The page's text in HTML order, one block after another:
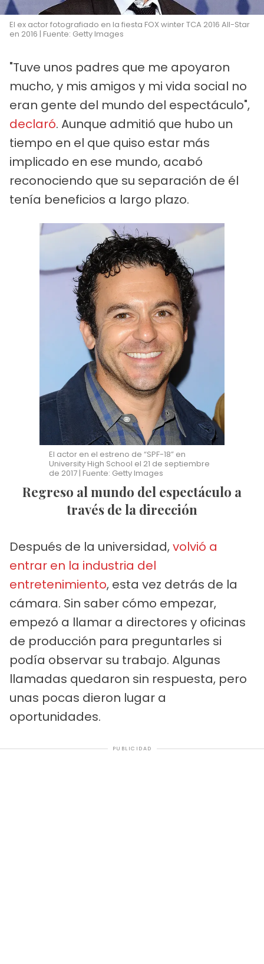
El ex actor fotografiado en la fiesta FOX winter TCA 2016 All-Star
en 2016 | Fuente: Getty Images
"Tuve unos padres que me apoyaron
mucho, y mis amigos y mi vida social no
eran gente del mundo del espectáculo",
declaró. Aunque admitió que hubo un
tiempo en el que quiso estar más
implicado en ese mundo, acabó
reconociendo que su separación de él
tenía beneficios a largo plazo.
El actor en el estreno de “SPF-18” en
University High School el 21 de septiembre
de 2017 | Fuente: Getty Images
Regreso al mundo del espectáculo a
través de la dirección
Después de la universidad,volvió a
entrar en la industria del
entretenimiento, esta vez detrás de la
cámara. Sin saber cómo empezar,
empezó a llamar a directores y oficinas
de producción para preguntarles si
podía observar su trabajo. Algunas
llamadas quedaron sin respuesta, pero
unas pocas dieron lugar a
oportunidades.
PUBLICIDAD